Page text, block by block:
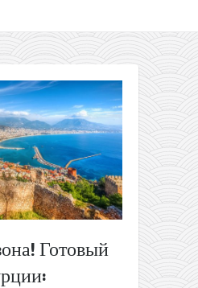
Готовый
airBaltic:
билеты
Европе
15€ в
сторону
Распродажа
Ryanair: 1
билетов со
скидкой